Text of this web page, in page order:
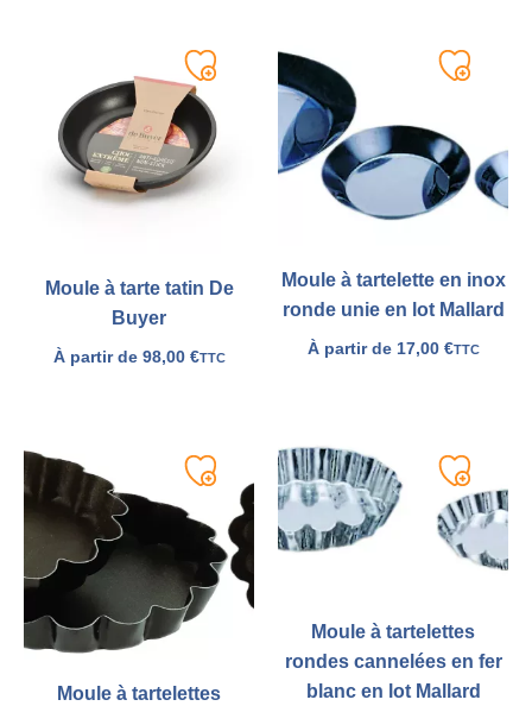
Moule à tarte tatin De
Buyer
À partir de 98,00 €TTC
Ajouter
ma
liste
Moule à tartelette en inox
ronde unie en lot Mallard
À partir de 17,00 €TTC
Ajouter
Moule à tartelettes
Ajouter
liste
Moule à tartelettes
rondes cannelées en fer
blanc en lot Mallard
Ajouter
à
ma
liste